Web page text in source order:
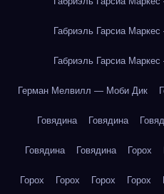
Габриэль Гарсиа
Габриэль Гарсиа
Герман Мелвилл — Моби Дик
Говядина Говядина
Говядина Говядина Горох
Горох Горох Горох Горох